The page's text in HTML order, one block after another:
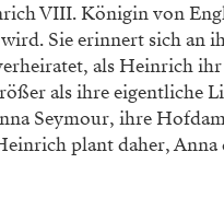
VIII. Königin von
Sie erinnert sich an
als Heinrich
als ihre eigentliche
Seymour, ihre
plant daher, Anna